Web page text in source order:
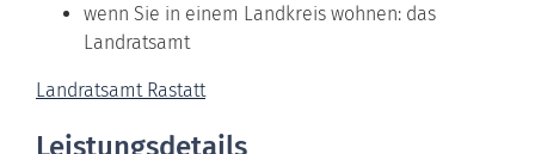
wenn Sie in einem Landkreis wohnen: das
Landratsamt
Landratsamt Rastatt
Leistungsdetails